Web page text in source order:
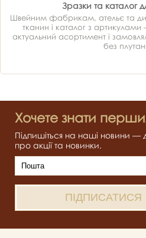
Зразки та каталог
Швейним фабрикам, ательє та
тканин і каталог з
актуальний асортимент і
без
Хочете знати
Підпишіться на наші новини
про акції та новинки.